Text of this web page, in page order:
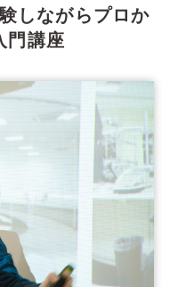
しながらプロか
門講座